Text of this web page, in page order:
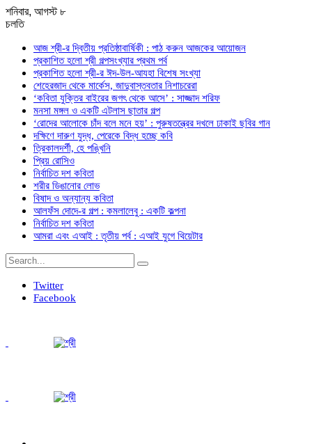
শনিবার, আগস্ট ৮
চলতি
আজ শ্রী-র দ্বিতীয় প্রতিষ্ঠাবার্ষিকী : পাঠ করুন আজকের আয়োজন
প্রকাশিত হলো শ্রী গল্পসংখ্যার প্রথম পর্ব
প্রকাশিত হলো শ্রী-র ঈদ-উল-আযহা বিশেষ সংখ্যা
শেহেরজাদ থেকে মার্কেস, জাদুবাস্তবতার নিশাচরেরা
‘কবিতা যুক্তির বাইরের জগৎ থেকে আসে’ : সাজ্জাদ শরিফ
মনসা মঙ্গল ও একটি এটলাস ছাতার গল্প
‘রোদের আলোকে চাঁদ বলে মনে হয়’ : পুরুষতন্ত্রের দখলে ঢাকাই ছবির গান
দক্ষিণে দারুণ যুদ্ধ, পেরেকে বিদ্ধ হচ্ছে কবি
ত্রিকালদর্শী, হে পঙ্খিনি
প্রিয় রোসিও
নির্বাচিত দশ কবিতা
শরীর ডিঙানোর লোভ
বিষাদ ও অন্যান্য কবিতা
আলফঁস দোদে-র গল্প : কমলালেবু : একটি কল্পনা
নির্বাচিত দশ কবিতা
আমরা এবং এআই : তৃতীয় পর্ব : এআই যুগে থিয়েটার
Twitter
Facebook